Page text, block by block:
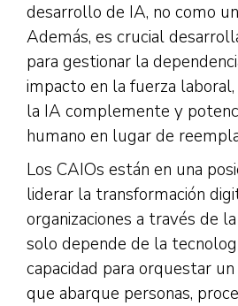
desarrollo de IA, no como
Además, es crucial
para gestionar la
impacto en la fuerza
la IA complemente y
humano en lugar de
Los CAIOs están en una
liderar la transformación
organizaciones a través de
solo depende de la
capacidad para orquestar
que abarque personas,